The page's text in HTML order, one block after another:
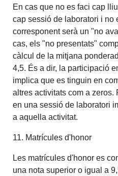
En cas que no es faci cap
cap sessió de laboratori i no
corresponent serà un "no
cas, els "no presentats"
càlcul de la mitjana
4,5. És a dir, la participació
implica que es tinguin en
altres activitats com a
en una sessió de laboratori
a aquella activitat.
11. Matrícules d'honor
Les matrícules d'honor es
una nota superior o igual a